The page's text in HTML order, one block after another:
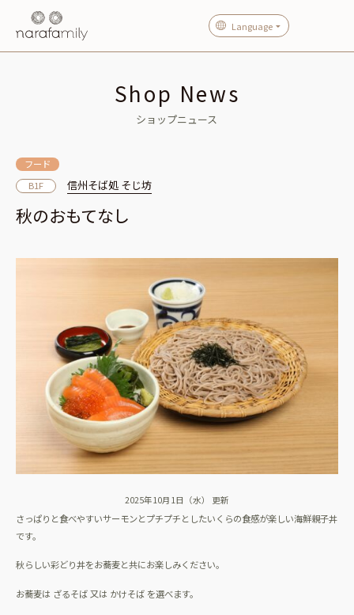
Language
Shop News
ショップニュース
フード
B1F
信州そば処 そじ坊
秋のおもてなし
2025年10月1日（水） 更新
さっぱりと食べやすいサーモンとプチプチとしたいくらの食感が楽しい海鮮親子丼
です。
秋らしい彩どり丼をお蕎麦と共にお楽しみください。
お蕎麦は ざるそば 又は かけそば を選べます。